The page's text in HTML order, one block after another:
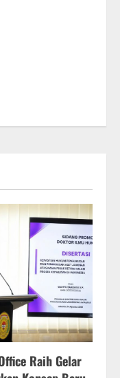
Raih Gelar